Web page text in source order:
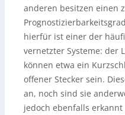
anderen besitzen einen
hierfür ist einer der
vernetzter Systeme: der
können etwa ein
offener Stecker sein.
an, noch sind sie
jedoch ebenfalls